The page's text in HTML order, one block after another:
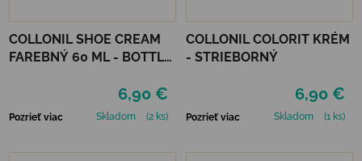
COLLONIL SHOE CREAM
FAREBNÝ 60 ML - BOTTLE
6,90 €
Pozrieť viac Skladom (2 ks)
COLLONIL COLORIT KRÉM
- STRIEBORNÝ
6,90 €
Pozrieť viac Skladom (1 ks)